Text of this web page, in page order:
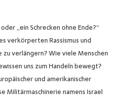
„ein Schrecken ohne Ende?“
verkörperten Rassismus und
zu verlängern? Wie viele Menschen
uns zum Handeln bewegt?
und amerikanischer
Militärmaschinerie namens Israel